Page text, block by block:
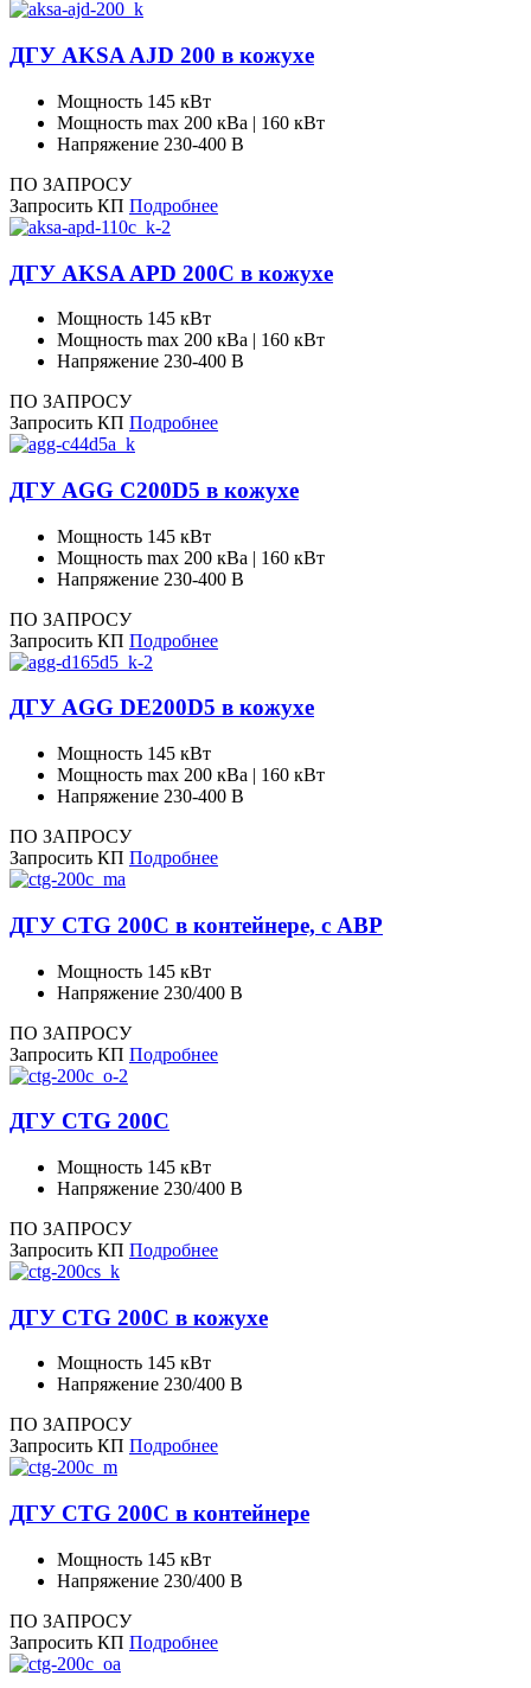
ДГУ AKSA AJD 200 в кожухе
Мощность 145 кВт
Мощность max 200 кВа | 160 кВт
Напряжение 230-400 В
ПО ЗАПРОСУ
Запросить КП Подробнее
ДГУ AKSA APD 200C в кожухе
Мощность 145 кВт
Мощность max 200 кВа | 160 кВт
Напряжение 230-400 В
ПО ЗАПРОСУ
Запросить КП Подробнее
ДГУ AGG C200D5 в кожухе
Мощность 145 кВт
Мощность max 200 кВа | 160 кВт
Напряжение 230-400 В
ПО ЗАПРОСУ
Запросить КП Подробнее
ДГУ AGG DE200D5 в кожухе
Мощность 145 кВт
Мощность max 200 кВа | 160 кВт
Напряжение 230-400 В
ПО ЗАПРОСУ
Запросить КП Подробнее
ДГУ CTG 200C в контейнере, с АВР
Мощность 145 кВт
Напряжение 230/400 В
ПО ЗАПРОСУ
Запросить КП Подробнее
ДГУ CTG 200C
Мощность 145 кВт
Напряжение 230/400 В
ПО ЗАПРОСУ
Запросить КП Подробнее
ДГУ CTG 200C в кожухе
Мощность 145 кВт
Напряжение 230/400 В
ПО ЗАПРОСУ
Запросить КП Подробнее
ДГУ CTG 200C в контейнере
Мощность 145 кВт
Напряжение 230/400 В
ПО ЗАПРОСУ
Запросить КП Подробнее